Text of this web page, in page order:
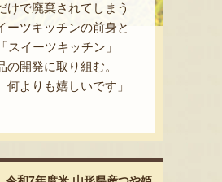
で廃棄されてしまう
ーツキッチンの前身と
イーツキッチン」
開発に取り組む。
よりも嬉しいです」